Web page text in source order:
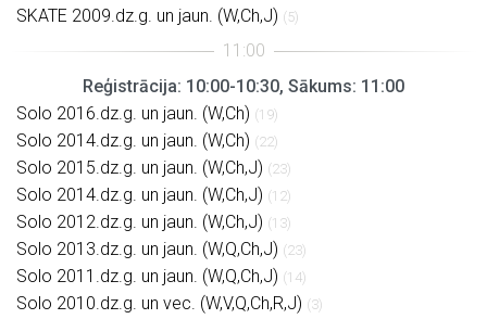
SKATE 2009.dz.g. un jaun. (W,Ch,J) (5)
Reģistrācija: 10:00-10:30, Sākums: 11:00
Solo 2016.dz.g. un jaun. (W,Ch) (19)
Solo 2014.dz.g. un jaun. (W,Ch) (22)
Solo 2015.dz.g. un jaun. (W,Ch,J) (23)
Solo 2014.dz.g. un jaun. (W,Ch,J) (12)
Solo 2012.dz.g. un jaun. (W,Ch,J) (13)
Solo 2013.dz.g. un jaun. (W,Q,Ch,J) (23)
Solo 2011.dz.g. un jaun. (W,Q,Ch,J) (14)
Solo 2010.dz.g. un vec. (W,V,Q,Ch,R,J) (3)